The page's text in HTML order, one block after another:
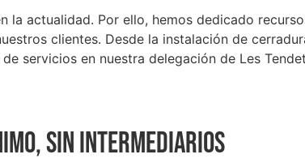
la actualidad. Por ello, hemos dedicado
clientes. Desde la instalación de
servicios en nuestra delegación de Les
SIN INTERMEDIARIOS